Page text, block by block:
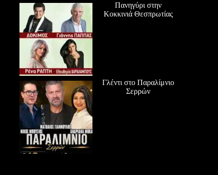
Πανηγύρι στην
Κοκκινιά Θεσπρωτίας
Γλέντι στο Παραλίμνιο
Σερρών